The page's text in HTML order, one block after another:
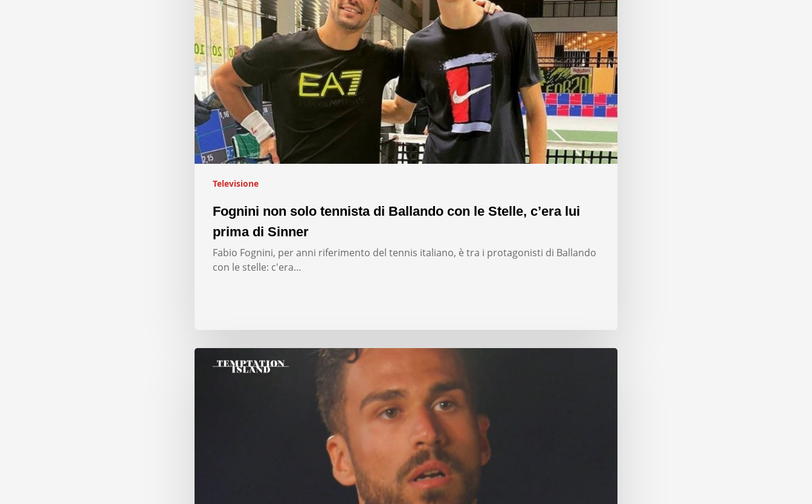
Televisione
Fognini non solo tennista di Ballando con le Stelle, c’era lui
prima di Sinner
Fabio Fognini, per anni riferimento del tennis italiano, è tra i protagonisti di Ballando
con le stelle: c'era…